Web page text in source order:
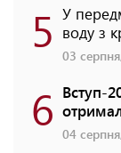
5 У
воду з
03
6 Вступ-
04